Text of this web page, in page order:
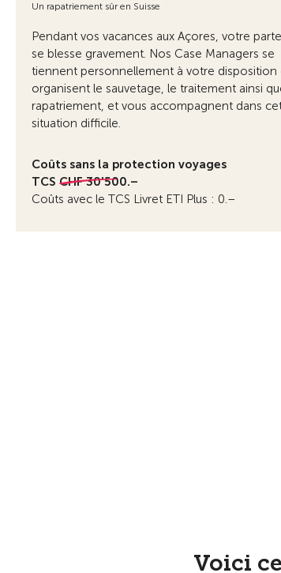
Un rapatriement sûr en Suisse
Pendant vos vacances aux Açores, votre
se blesse gravement. Nos Case Managers se
tiennent personnellement à votre disposition
organisent le sauvetage, le traitement ainsi
rapatriement, et vous accompagnent dans
situation difficile.
Coûts sans la protection voyages
TCS CHF 30'500.–
Coûts avec le TCS Livret ETI Plus : 0.–
Voici